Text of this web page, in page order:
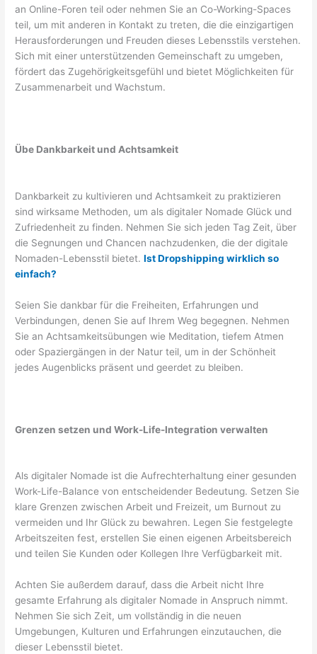
an Online-Foren teil oder nehmen Sie an Co-Working-Spaces
teil, um mit anderen in Kontakt zu treten, die die einzigartigen
Herausforderungen und Freuden dieses Lebensstils verstehen.
Sich mit einer unterstützenden Gemeinschaft zu umgeben,
fördert das Zugehörigkeitsgefühl und bietet Möglichkeiten für
Zusammenarbeit und Wachstum.
Übe Dankbarkeit und Achtsamkeit
Dankbarkeit zu kultivieren und Achtsamkeit zu praktizieren
sind wirksame Methoden, um als digitaler Nomade Glück und
Zufriedenheit zu finden. Nehmen Sie sich jeden Tag Zeit, über
die Segnungen und Chancen nachzudenken, die der digitale
Nomaden-Lebensstil bietet.Ist Dropshipping wirklich so
einfach?
Seien Sie dankbar für die Freiheiten, Erfahrungen und
Verbindungen, denen Sie auf Ihrem Weg begegnen. Nehmen
Sie an Achtsamkeitsübungen wie Meditation, tiefem Atmen
oder Spaziergängen in der Natur teil, um in der Schönheit
jedes Augenblicks präsent und geerdet zu bleiben.
Grenzen setzen und Work-Life-Integration verwalten
Als digitaler Nomade ist die Aufrechterhaltung einer gesunden
Work-Life-Balance von entscheidender Bedeutung. Setzen Sie
klare Grenzen zwischen Arbeit und Freizeit, um Burnout zu
vermeiden und Ihr Glück zu bewahren. Legen Sie festgelegte
Arbeitszeiten fest, erstellen Sie einen eigenen Arbeitsbereich
und teilen Sie Kunden oder Kollegen Ihre Verfügbarkeit mit.
Achten Sie außerdem darauf, dass die Arbeit nicht Ihre
gesamte Erfahrung als digitaler Nomade in Anspruch nimmt.
Nehmen Sie sich Zeit, um vollständig in die neuen
Umgebungen, Kulturen und Erfahrungen einzutauchen, die
dieser Lebensstil bietet.